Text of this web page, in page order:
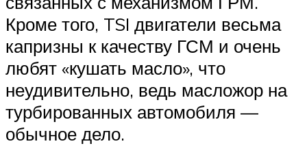
Кроме того, TSI двигатели весьма
капризны к качеству ГСМ и очень
любят «кушать масло», что
неудивительно, ведь масложор на
турбированных автомобиля —
обычное дело.